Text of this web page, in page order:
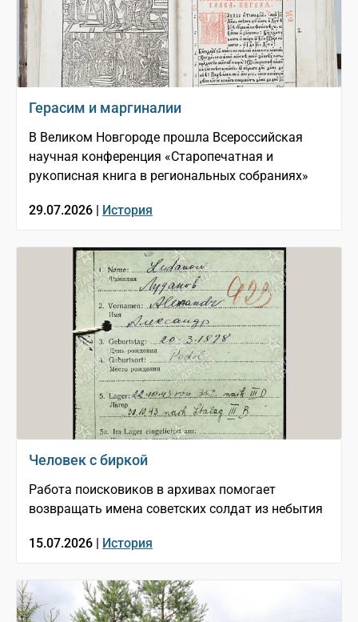
Герасим и маргиналии
В Великом Новгороде прошла Всероссийская
научная конференция «Старопечатная и
рукописная книга в региональных собраниях»
29.07.2026 | История
Человек с биркой
Работа поисковиков в архивах помогает
возвращать имена советских солдат из небытия
15.07.2026 | История